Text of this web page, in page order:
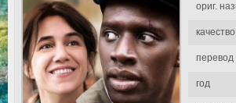
ориг.
перевод
год